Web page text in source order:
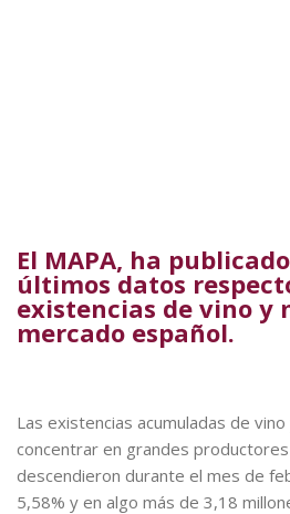
El MAPA, ha
últimos datos
existencias de vino y
mercado español.
Las existencias acumuladas de
concentrar en grandes
descendieron durante el mes de
5,58% y en algo más de 3,18